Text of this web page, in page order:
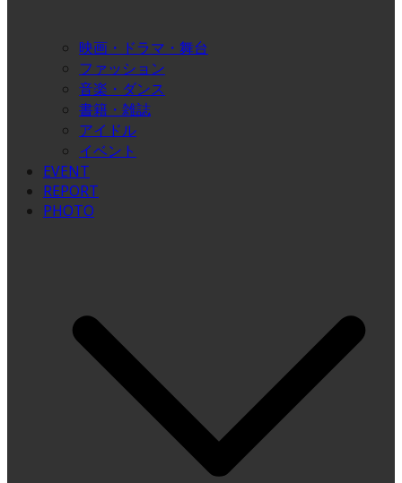
映画・ドラマ・舞台
ファッション
音楽・ダンス
書籍・雑誌
アイドル
イベント
EVENT
REPORT
PHOTO